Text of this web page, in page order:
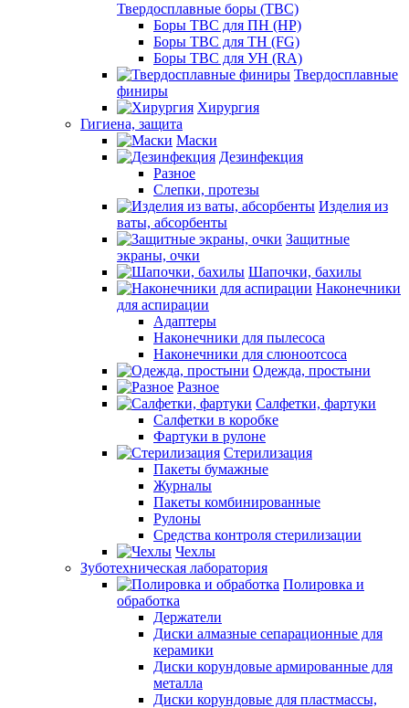
Твердосплавные боры (ТВС)
Боры ТВС для ПН (HP)
Боры ТВС для ТН (FG)
Боры ТВС для УН (RA)
Твердосплавные
финиры
Хирургия
Гигиена, защита
Маски
Дезинфекция
Разное
Слепки, протезы
Изделия из
ваты, абсорбенты
Защитные
экраны, очки
Шапочки, бахилы
Наконечники
для аспирации
Адаптеры
Наконечники для пылесоса
Наконечники для слюноотсоса
Одежда, простыни
Разное
Салфетки, фартуки
Салфетки в коробке
Фартуки в рулоне
Стерилизация
Пакеты бумажные
Журналы
Пакеты комбинированные
Рулоны
Средства контроля стерилизации
Чехлы
Зуботехническая лаборатория
Полировка и
обработка
Держатели
Диски алмазные сепарационные для
керамики
Диски корундовые армированные для
металла
Диски корундовые для пластмассы,